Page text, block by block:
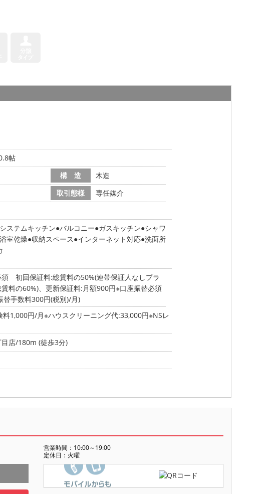
帖
構 造
木造
取引態様
専任媒介
システムキッチン バルコニー ガスキッチン シャワ
浴室乾燥 収納スペース インターネット対応 洗面所
須 初回保証料:総賃料の50%(連帯保証人なしプラ
賃料の60%)、更新保証料:月額900円※口座振替必須
替手数料300円(税別)/月)
1,000円/月※ハウスクリーニング代:33,000円※NSレ
店/180m (徒歩3分)
営業時間：10:00～19:00
定休日：火曜